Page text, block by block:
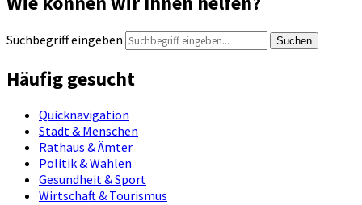
Suchbegriff eingeben Suchen
Häufig gesucht
Quicknavigation
Stadt & Menschen
Rathaus & Ämter
Politik & Wahlen
Gesundheit & Sport
Wirtschaft & Tourismus